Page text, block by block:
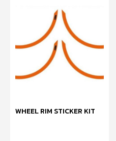
WHEEL RIM STICKER KIT